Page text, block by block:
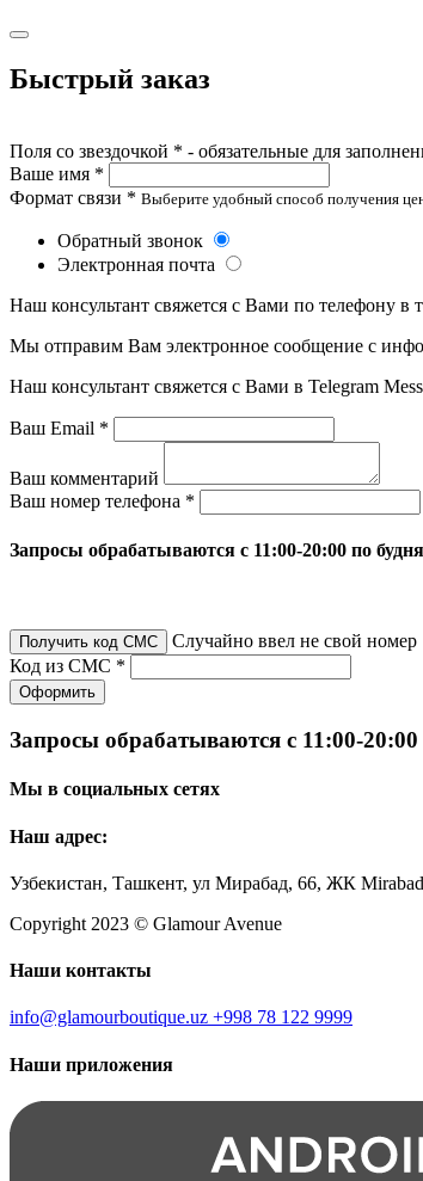
Быстрый заказ
Поля со звездочкой * - обязательные для
Ваше имя *
Формат связи * Выберите удобный способ получения
Обратный звонок
Электронная почта
Наш консультант свяжется с Вами по телефону в
Мы отправим Вам электронное сообщение с
Наш консультант свяжется с Вами в Telegram
Ваш Email *
Ваш комментарий
Ваш номер телефона *
Запросы обрабатываются с 11:00-20:00 по
Получить код СМС
Случайно ввел не свой номер
Код из СМС *
Оформить
Запросы обрабатываются с 11:00-
Мы в социальных сетях
Наш адрес:
Узбекистан, Ташкент, ул Мирабад, 66, ЖК
Copyright 2023 © Glamour Avenue
Наши контакты
info@glamourboutique.uz +998 78 122 9999
Наши приложения